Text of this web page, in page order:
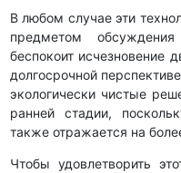
В любом случае эти
предметом
беспокоит исчезновение
долгосрочной
экологически чистые
ранней стадии,
также отражается на
Чтобы удовлетворить